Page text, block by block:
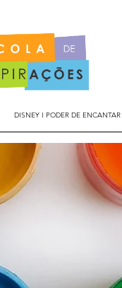
DISNEY I PODER DE ENCANTAR